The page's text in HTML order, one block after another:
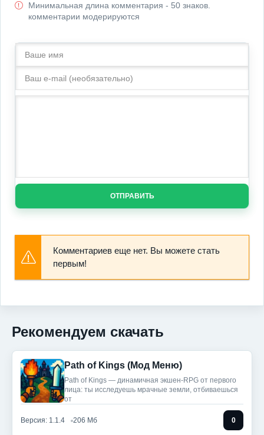
Минимальная длина комментария - 50 знаков.
комментарии модерируются
ОТПРАВИТЬ
Комментариев еще нет. Вы можете стать
первым!
Рекомендуем скачать
Path of Kings (Мод Меню)
Path of Kings — динамичная экшен-RPG от первого
лица: ты исследуешь мрачные земли, отбиваешься
от
Версия: 1.1.4 206 Мб 0